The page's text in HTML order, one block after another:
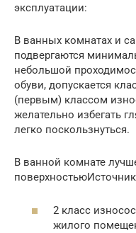
эксплуатации:
В ванных комнатах и
подвергаются
небольшой
обуви, допускается
(первым) классом
желательно избегать
легко поскользнуться.
В ванной комнате
2 класс
жилого